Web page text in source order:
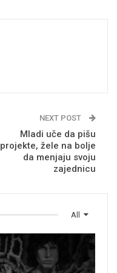
NEXT POST
Mladi uče da pišu
projekte, žele na bolje
da menjaju svoju
zajednicu
All